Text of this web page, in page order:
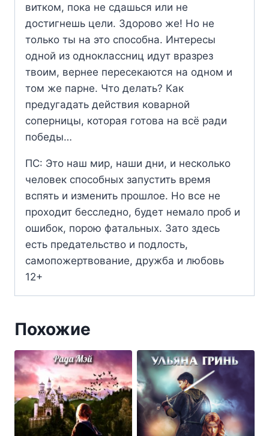
витком, пока не сдашься или не
достигнешь цели. Здорово же! Но не
только ты на это способна. Интересы
одной из одноклассниц идут вразрез
твоим, вернее пересекаются на одном и
том же парне. Что делать? Как
предугадать действия коварной
соперницы, которая готова на всё ради
победы…
ПС: Это наш мир, наши дни, и несколько
человек способных запустить время
вспять и изменить прошлое. Но все не
проходит бесследно, будет немало проб и
ошибок, порою фатальных. Зато здесь
есть предательство и подлость,
самопожертвование, дружба и любовь
12+
Похожие